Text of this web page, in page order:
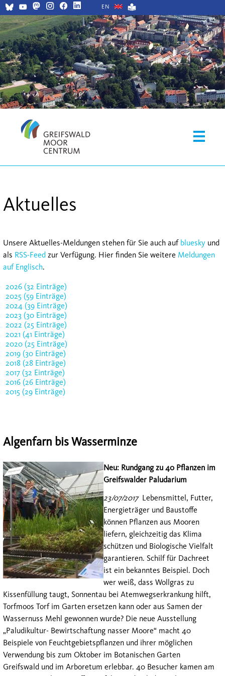
EN
Aktuelles
Unsere Aktuelles-Meldungen stehen für Sie auch auf bluesky und
als RSS-Feed zur Verfügung. Hier finden Sie weitere Meldungen
auf Englisch.
2026 (32 Einträge)
2025 (59 Einträge)
2024 (39 Einträge)
2023 (30 Einträge)
2022 (25 Einträge)
2021 (41 Einträge)
2020 (25 Einträge)
2019 (30 Einträge)
2018 (28 Einträge)
2017 (32 Einträge)
2016 (26 Einträge)
2015 (29 Einträge)
Algenfarn bis Wasserminze
Neu: Rundgang zu 40 Pflanzen im
Greifswalder Paludarium
23/07/2017Lebensmittel, Futter,
Energieträger und Baustoffe
können Pflanzen aus Mooren
liefern, gleichzeitig das Klima
schützen und Biologische Vielfalt
garantieren. Schilf für Dachreet
ist ein bekanntes Beispiel. Doch
wer weiß, dass Wollgras zu
Kissenfüllung taugt, Sonnentau bei Atemwegserkrankung hilft,
Torfmoos Torf im Garten ersetzen kann oder aus Samen der
Wassernuss Mehl gewonnen wurde? Die neue Ausstellung
„Paludikultur- Bewirtschaftung nasser Moore“ macht 40
Beispiele von Feuchtgebietspflanzen und ihrer möglichen
Verwendung bis zum Oktober im Botanischen Garten
Greifswald und im Arboretum erlebbar. 40 Besucher kamen am